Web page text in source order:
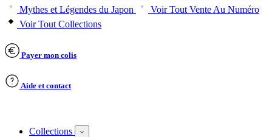
Mythes et Légendes du Japon
Voir Tout Vente Au Numéro
Voir Tout Collections
Payer mon colis
Aide et contact
Collections